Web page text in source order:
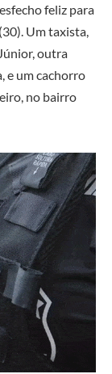
feliz para
Um taxista,
outra
e um cachorro
no bairro